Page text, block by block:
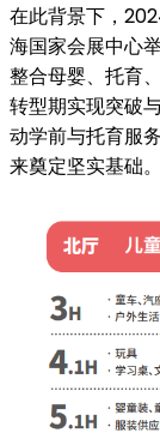
在此背景下，
海国家会展中心
整合母婴、托育
转型期实现突破
动学前与托育服
来奠定坚实基础。